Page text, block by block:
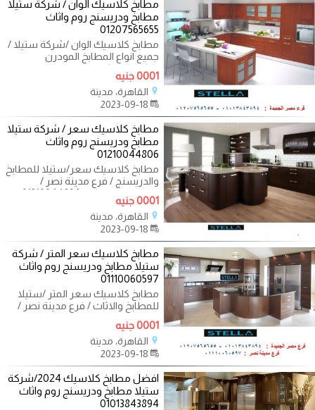
مطابخ كلاسيك الوان / شركة ستيلا
مطابخ ودريسنج روم واثاث
01207565655
مطابخ كلاسيك الوان /شركة ستيلا /
جميع انواع المطابخ المودرن
والكلاسيك / فرع مدينة نصر
01207565655
0001 جنيه
القاهرة، مدينة
مطابخ كلاسيك سعر / شركة ستيلا
مطابخ ودريسنج روم واثاث
01210044806
مطابخ كلاسيك سعر/ستيلا للمطابخ
والدريسنج / فرع مدينة نصر /
التوصيل لاى مكان 01210044806
علشان مش
0001 جنيه
القاهرة، مدينة
مطابخ كلاسيك سعر المتر / شركة
ستيلا مطابخ ودريسنج روم واثاث
01110060597
مطابخ كلاسيك سعر المتر /ستيلا
للمطابخ والاثاث / فرع مدينة نصر /
التوصيل لجميع محافظات مصر
01110060597
0001 جنيه
القاهرة، مدينة
افضل مطابخ كلاسيك 2024/شركة
ستيلا مطابخ ودريسنج روم واثاث
01013843894